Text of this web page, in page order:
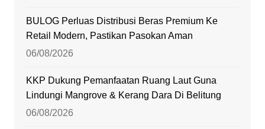
BULOG Perluas Distribusi Beras Premium Ke
Retail Modern, Pastikan Pasokan Aman
06/08/2026
KKP Dukung Pemanfaatan Ruang Laut Guna
Lindungi Mangrove & Kerang Dara Di Belitung
06/08/2026